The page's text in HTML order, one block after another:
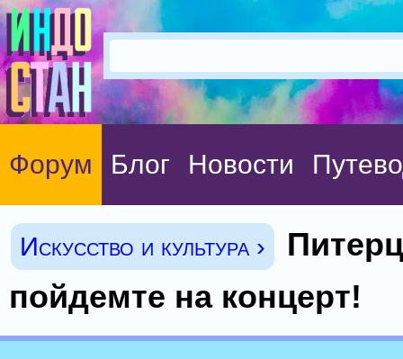
Форум Блог Новости
Искусство и культура ›
пойдемте на концерт!